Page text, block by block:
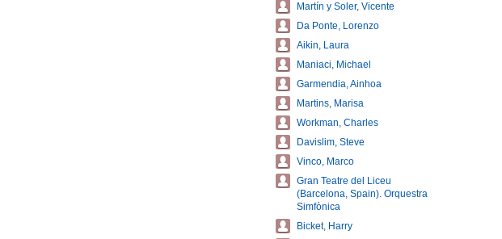
Martín y Soler, Vicente
Da Ponte, Lorenzo
Aikin, Laura
Maniaci, Michael
Garmendia, Ainhoa
Martins, Marisa
Workman, Charles
Davislim, Steve
Vinco, Marco
Gran Teatre del Liceu
(Barcelona, Spain). Orquestra
Simfònica
Bicket, Harry